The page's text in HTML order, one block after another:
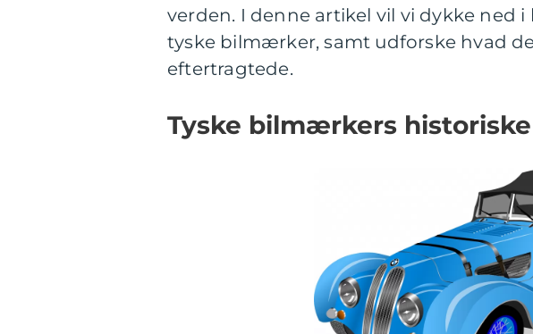
verden. I denne artikel vil vi dykke ned
tyske bilmærker, samt udforske hvad
eftertragtede.
Tyske bilmærkers